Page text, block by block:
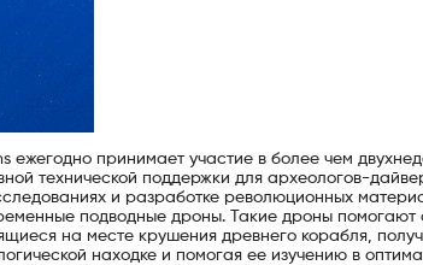
принимает участие в более чем
технической поддержки для археологов-
и разработке революционных
подводные дроны. Такие дроны помогают
на месте крушения древнего корабля,
находке и помогая ее изучению в